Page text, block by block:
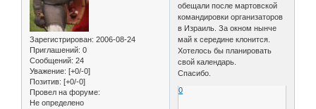
Зарегистрирован: 2006-08-24
Приглашений: 0
Сообщений: 24
Уважение: [+0/-0]
Позитив: [+0/-0]
Провел на форуме:
Не определено
обещали после мартовской
командировки организаторов
в Израиль. За окном нынче
май к середине клонится.
Хотелось бы планировать
свой календарь.
Спасибо.
0